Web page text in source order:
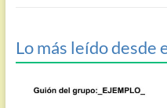
Lo más leído desde